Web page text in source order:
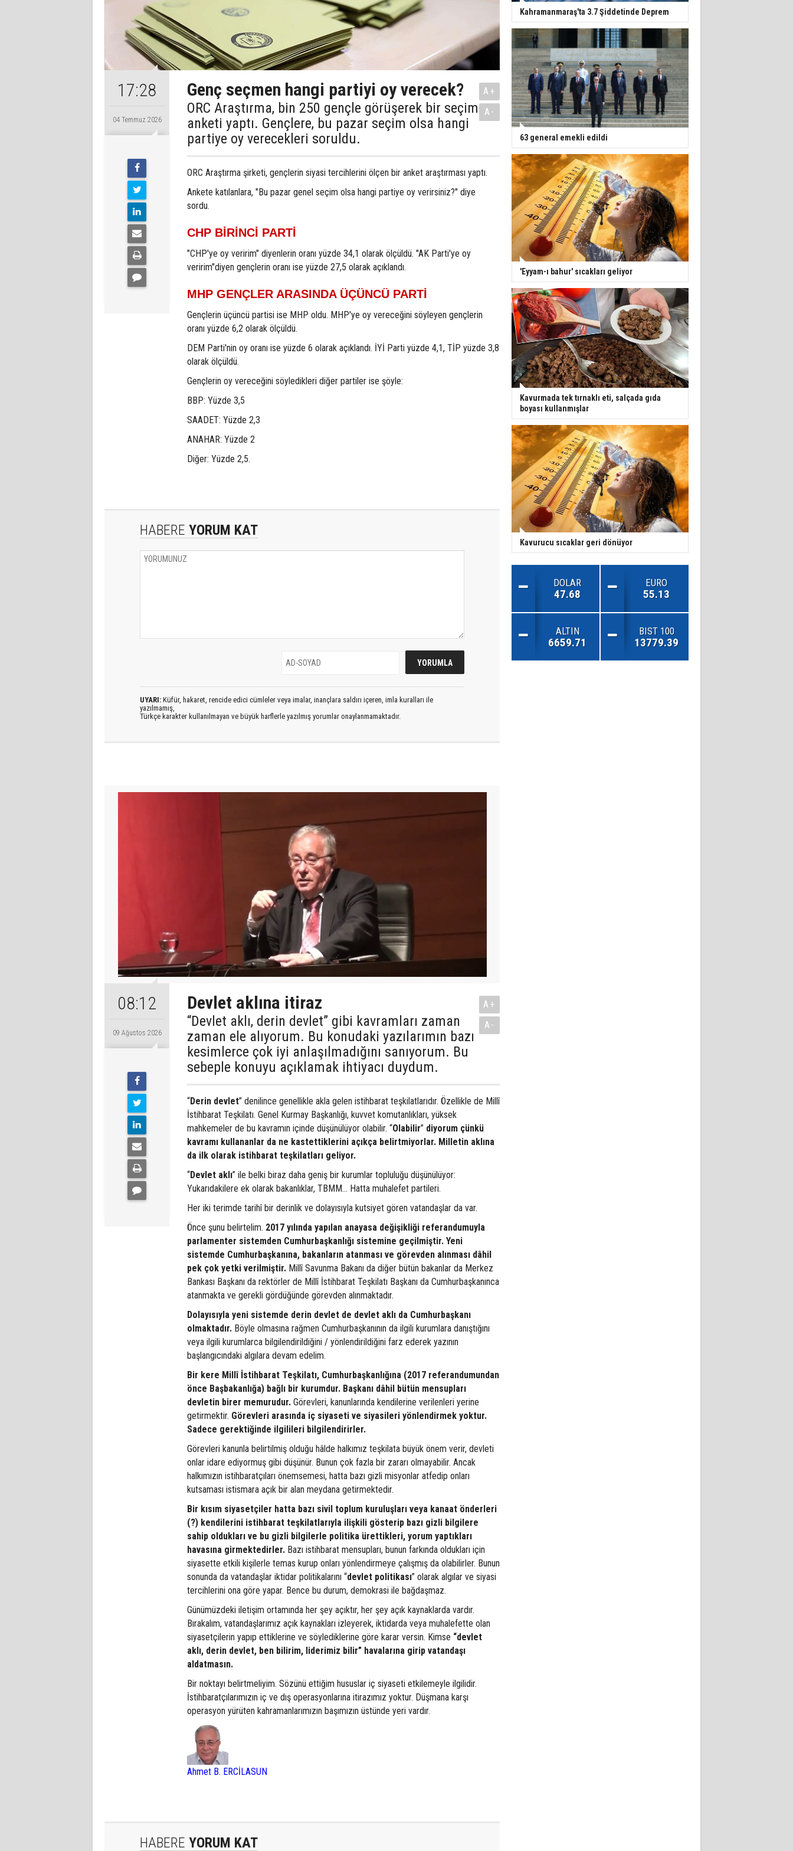
17:28
04 Temmuz 2026
Genç seçmen hangi partiyi oy verecek?
ORC Araştırma, bin 250 gençle görüşerek bir seçim
anketi yaptı. Gençlere, bu pazar seçim olsa hangi
partiye oy verecekleri soruldu.
A+
A-
ORC Araştırma şirketi, gençlerin siyasi tercihlerini ölçen bir anket araştırması yaptı.
Ankete katılanlara, "Bu pazar genel seçim olsa hangi partiye oy verirsiniz?" diye
sordu.
CHP BİRİNCİ PARTİ
"CHP'ye oy veririm" diyenlerin oranı yüzde 34,1 olarak ölçüldü. "AK Parti'ye oy
veririm"diyen gençlerin oranı ise yüzde 27,5 olarak açıklandı.
MHP GENÇLER ARASINDA ÜÇÜNCÜ PARTİ
Gençlerin üçüncü partisi ise MHP oldu. MHP'ye oy vereceğini söyleyen gençlerin
oranı yüzde 6,2 olarak ölçüldü.
DEM Parti'nin oy oranı ise yüzde 6 olarak açıklandı. İYİ Parti yüzde 4,1, TİP yüzde 3,8
olarak ölçüldü.
Gençlerin oy vereceğini söyledikleri diğer partiler ise şöyle:
BBP: Yüzde 3,5
SAADET: Yüzde 2,3
ANAHAR: Yüzde 2
Diğer: Yüzde 2,5.
HABERE YORUM KAT
UYARI: Küfür, hakaret, rencide edici cümleler veya imalar, inançlara saldırı içeren, imla kuralları ile
yazılmamış,
Türkçe karakter kullanılmayan ve büyük harflerle yazılmış yorumlar onaylanmamaktadır.
08:12
09 Ağustos 2026
Devlet aklına itiraz
“Devlet aklı, derin devlet” gibi kavramları zaman
zaman ele alıyorum. Bu konudaki yazılarımın bazı
kesimlerce çok iyi anlaşılmadığını sanıyorum. Bu
sebeple konuyu açıklamak ihtiyacı duydum.
A+
A-
“Derin devlet” denilince genellikle akla gelen istihbarat teşkilatlarıdır. Özellikle de Millî
İstihbarat Teşkilatı. Genel Kurmay Başkanlığı, kuvvet komutanlıkları, yüksek
mahkemeler de bu kavramın içinde düşünülüyor olabilir. “Olabilir” diyorum çünkü
kavramı kullananlar da ne kastettiklerini açıkça belirtmiyorlar. Milletin aklına
da ilk olarak istihbarat teşkilatları geliyor.
“Devlet aklı” ile belki biraz daha geniş bir kurumlar topluluğu düşünülüyor:
Yukarıdakilere ek olarak bakanlıklar, TBMM… Hatta muhalefet partileri.
Her iki terimde tarihî bir derinlik ve dolayısıyla kutsiyet gören vatandaşlar da var.
Önce şunu belirtelim. 2017 yılında yapılan anayasa değişikliği referandumuyla
parlamenter sistemden Cumhurbaşkanlığı sistemine geçilmiştir. Yeni
sistemde Cumhurbaşkanına, bakanların atanması ve görevden alınması dâhil
pek çok yetki verilmiştir. Millî Savunma Bakanı da diğer bütün bakanlar da Merkez
Bankası Başkanı da rektörler de Millî İstihbarat Teşkilatı Başkanı da Cumhurbaşkanınca
atanmakta ve gerekli gördüğünde görevden alınmaktadır.
Dolayısıyla yeni sistemde derin devlet de devlet aklı da Cumhurbaşkanı
olmaktadır. Böyle olmasına rağmen Cumhurbaşkanının da ilgili kurumlara danıştığını
veya ilgili kurumlarca bilgilendirildiğini / yönlendirildiğini farz ederek yazının
başlangıcındaki algılara devam edelim.
Bir kere Millî İstihbarat Teşkilatı, Cumhurbaşkanlığına (2017 referandumundan
önce Başbakanlığa) bağlı bir kurumdur. Başkanı dâhil bütün mensupları
devletin birer memurudur. Görevleri, kanunlarında kendilerine verilenleri yerine
getirmektir. Görevleri arasında iç siyaseti ve siyasileri yönlendirmek yoktur.
Sadece gerektiğinde ilgilileri bilgilendirirler.
Görevleri kanunla belirtilmiş olduğu hâlde halkımız teşkilata büyük önem verir, devleti
onlar idare ediyormuş gibi düşünür. Bunun çok fazla bir zararı olmayabilir. Ancak
halkımızın istihbaratçıları önemsemesi, hatta bazı gizli misyonlar atfedip onları
kutsaması istismara açık bir alan meydana getirmektedir.
Bir kısım siyasetçiler hatta bazı sivil toplum kuruluşları veya kanaat önderleri
(?) kendilerini istihbarat teşkilatlarıyla ilişkili gösterip bazı gizli bilgilere
sahip oldukları ve bu gizli bilgilerle politika ürettikleri, yorum yaptıkları
havasına girmektedirler. Bazı istihbarat mensupları, bunun farkında oldukları için
siyasette etkili kişilerle temas kurup onları yönlendirmeye çalışmış da olabilirler. Bunun
sonunda da vatandaşlar iktidar politikalarını “devlet politikası” olarak algılar ve siyasi
tercihlerini ona göre yapar. Bence bu durum, demokrasi ile bağdaşmaz.
Günümüzdeki iletişim ortamında her şey açıktır, her şey açık kaynaklarda vardır.
Bırakalım, vatandaşlarımız açık kaynakları izleyerek, iktidarda veya muhalefette olan
siyasetçilerin yapıp ettiklerine ve söylediklerine göre karar versin. Kimse “devlet
aklı, derin devlet, ben bilirim, liderimiz bilir” havalarına girip vatandaşı
aldatmasın.
Bir noktayı belirtmeliyim. Sözünü ettiğim hususlar iç siyaseti etkilemeyle ilgilidir.
İstihbaratçılarımızın iç ve dış operasyonlarına itirazımız yoktur. Düşmana karşı
operasyon yürüten kahramanlarımızın başımızın üstünde yeri vardır.
Ahmet B. ERCİLASUN
HABERE YORUM KAT
Kahramanmaraş'ta 3.7 Şiddetinde Deprem
63 general emekli edildi
'Eyyam-ı bahur' sıcakları geliyor
Kavurmada tek tırnaklı eti, salçada gıda
boyası kullanmışlar
Kavurucu sıcaklar geri dönüyor
DOLAR
47.68
EURO
55.13
ALTIN
6659.71
BIST 100
13779.39